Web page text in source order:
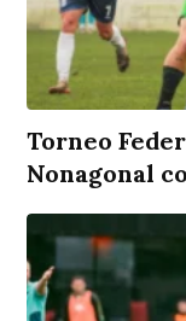
Torneo
Nonagonal